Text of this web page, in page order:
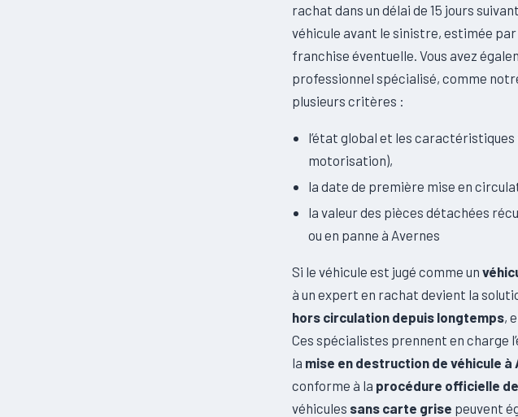
rachat dans un délai de 15 jours
véhicule avant le sinistre, estimée
franchise éventuelle. Vous avez
professionnel spécialisé, comme
plusieurs critères :
l’état global et les caractéristiques
motorisation),
la date de première mise en
la valeur des pièces détachées
ou en panne à Avernes
Si le véhicule est jugé comme un
à un expert en rachat devient la
hors circulation depuis longtemps,
Ces spécialistes prennent en charge
la mise en destruction de véhicule à
conforme à la procédure officielle
véhicules sans carte grise peuvent